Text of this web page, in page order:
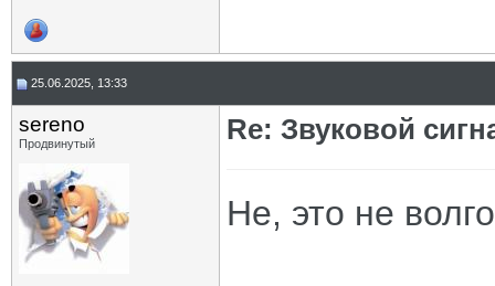
25.06.2025, 13:33
sereno
Продвинутый Re: Звуковой
Не, это не